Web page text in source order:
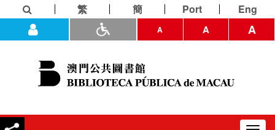
繁 簡 Port Eng
A A A